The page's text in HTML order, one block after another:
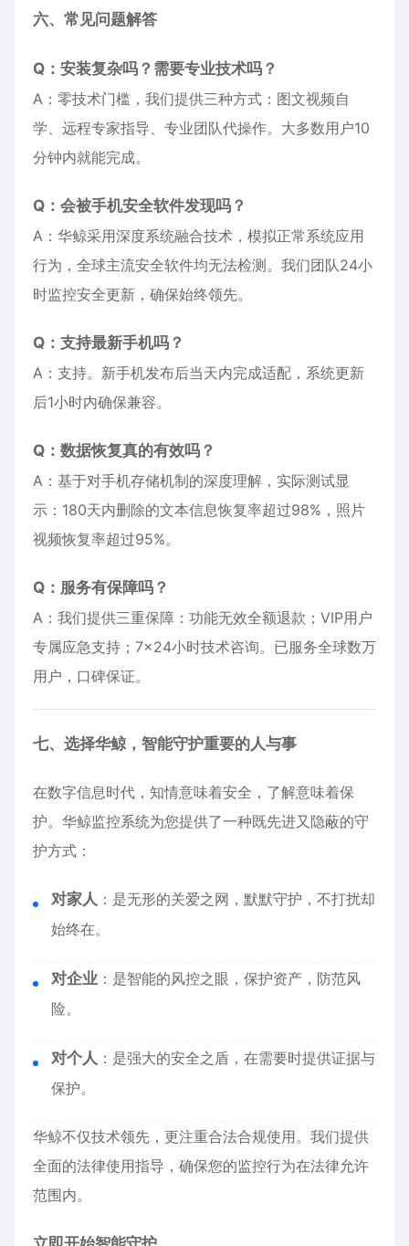
六、常见问题解答
Q：安装复杂吗？需要专业技术吗？
A：零技术门槛，我们提供三种方式：图文视频自
学、远程专家指导、专业团队代操作。大多数用户10
分钟内就能完成。
Q：会被手机安全软件发现吗？
A：华鲸采用深度系统融合技术，模拟正常系统应用
行为，全球主流安全软件均无法检测。我们团队24小
时监控安全更新，确保始终领先。
Q：支持最新手机吗？
A：支持。新手机发布后当天内完成适配，系统更新
后1小时内确保兼容。
Q：数据恢复真的有效吗？
A：基于对手机存储机制的深度理解，实际测试显
示：180天内删除的文本信息恢复率超过98%，照片
视频恢复率超过95%。
Q：服务有保障吗？
A：我们提供三重保障：功能无效全额退款；VIP用户
专属应急支持；7×24小时技术咨询。已服务全球数万
用户，口碑保证。
七、选择华鲸，智能守护重要的人与事
在数字信息时代，知情意味着安全，了解意味着保
护。华鲸监控系统为您提供了一种既先进又隐蔽的守
护方式：
对家人 ：是无形的关爱之网，默默守护，不打扰却
始终在。
对企业 ：是智能的风控之眼，保护资产，防范风
险。
对个人 ：是强大的安全之盾，在需要时提供证据与
保护。
华鲸不仅技术领先，更注重合法合规使用。我们提供
全面的法律使用指导，确保您的监控行为在法律允许
范围内。